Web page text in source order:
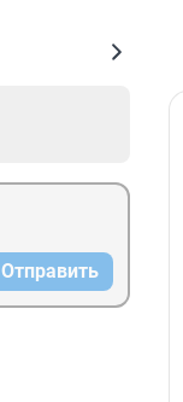
Отправить